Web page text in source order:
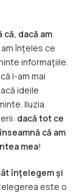
dacă am
am înţeles ce
informaţiile.
l-am mai
ideile
Iluzia
dacă tot ce
că am
mea!
înţelegem şi
este o